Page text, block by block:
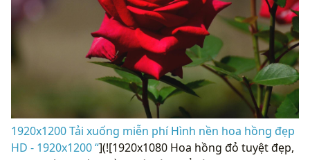
1920x1200 Tải xuống miễn phí Hình nền hoa hồng đẹp
HD - 1920x1200 “](![1920x1080 Hoa hồng đỏ tuyệt đẹp,